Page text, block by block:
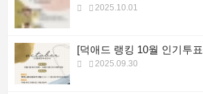
2025.10.01
[덕애드 랭킹 10월 인기투
2025.09.30